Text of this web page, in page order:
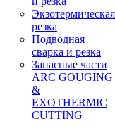
Экзотермическая
резка
Подводная
сварка и резка
Запасные части
ARC GOUGING
&
EXOTHERMIC
CUTTING